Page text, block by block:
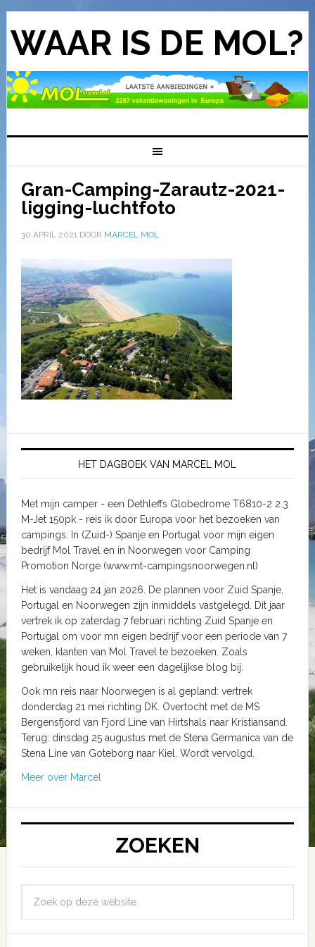
WAAR IS DE MOL?
Gran-Camping-Zarautz-2021-
ligging-luchtfoto
30 APRIL 2021DOOR MARCEL MOL
HET DAGBOEK VAN MARCEL MOL
Met mijn camper - een Dethleffs Globedrome T6810-2 2.3
M-Jet 150pk - reis ik door Europa voor het bezoeken van
campings. In (Zuid-) Spanje en Portugal voor mijn eigen
bedrijf Mol Travel en in Noorwegen voor Camping
Promotion Norge (www.mt-campingsnoorwegen.nl)
Het is vandaag 24 jan 2026. De plannen voor Zuid Spanje,
Portugal en Noorwegen zijn inmiddels vastgelegd. Dit jaar
vertrek ik op zaterdag 7 februari richting Zuid Spanje en
Portugal om voor mn eigen bedrijf voor een periode van 7
weken, klanten van Mol Travel te bezoeken. Zoals
gebruikelijk houd ik weer een dagelijkse blog bij.
Ook mn reis naar Noorwegen is al gepland: vertrek
donderdag 21 mei richting DK. Overtocht met de MS
Bergensfjord van Fjord Line van Hirtshals naar Kristiansand.
Terug: dinsdag 25 augustus met de Stena Germanica van de
Stena Line van Goteborg naar Kiel. Wordt vervolgd.
Meer over Marcel
ZOEKEN